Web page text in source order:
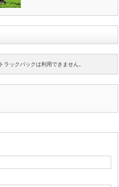
トラックバックは利用できません。